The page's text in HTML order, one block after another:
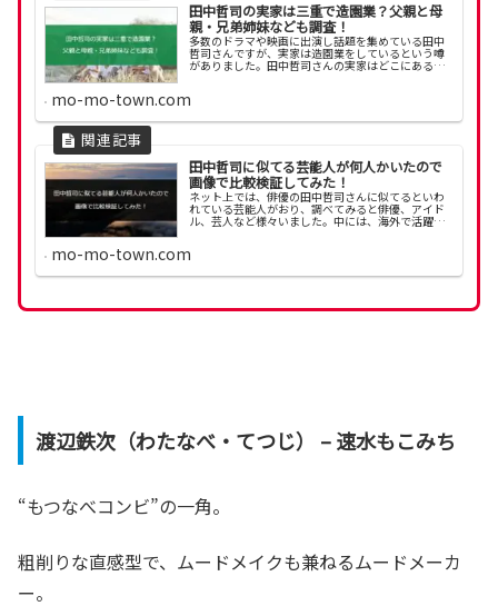
田中哲司の実家は三重で造園業？父親と母
親・兄弟姉妹なども調査！
多数のドラマや映画に出演し話題を集めている田中
哲司さんですが、実家は造園業をしているという噂
がありました。田中哲司さんの実家はどこにあるの
園業？今日...
mo-mo-town.com
田中哲司に似てる芸能人が何人かいたので
画像で比較検証してみた！
ネット上では、俳優の田中哲司さんに似てるといわ
れている芸能人がおり、調べてみると俳優、アイド
ル、芸人など様々いました。中には、海外で活躍さ
れている方もいます。今回は、田中哲司さんに似て
画像で比較...
mo-mo-town.com
渡辺鉄次（わたなべ・てつじ） – 速水もこみち
“もつなべコンビ”の一角。
粗削りな直感型で、ムードメイクも兼ねるムードメーカ
ー。